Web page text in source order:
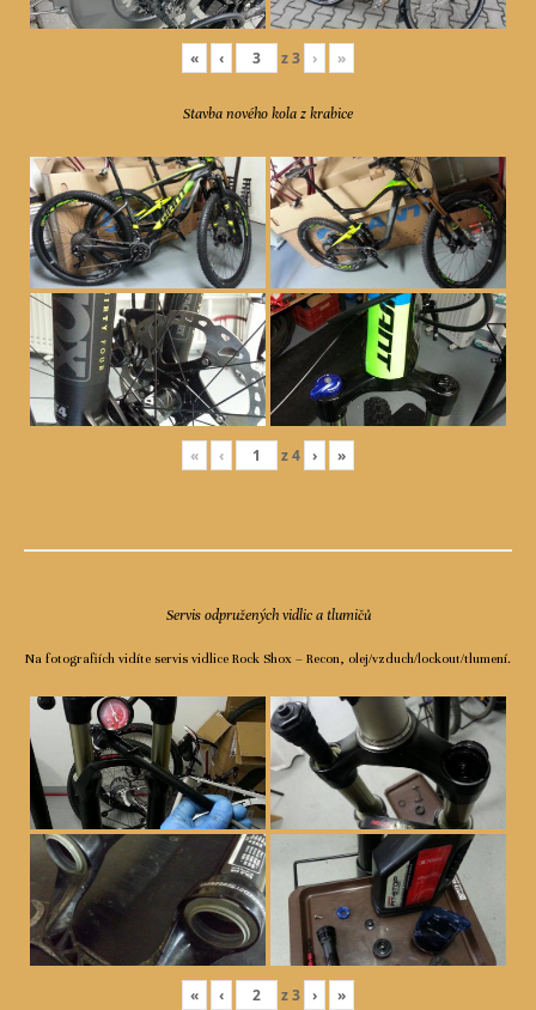
« ‹ z3 › »
Stavba nového kola z krabice
« ‹ z4 › »
Servis odpružených vidlic a tlumičů
Na fotografiích vidíte servis vidlice Rock Shox – Recon, olej/vzduch/lockout/tlumení.
« ‹ z3 › »